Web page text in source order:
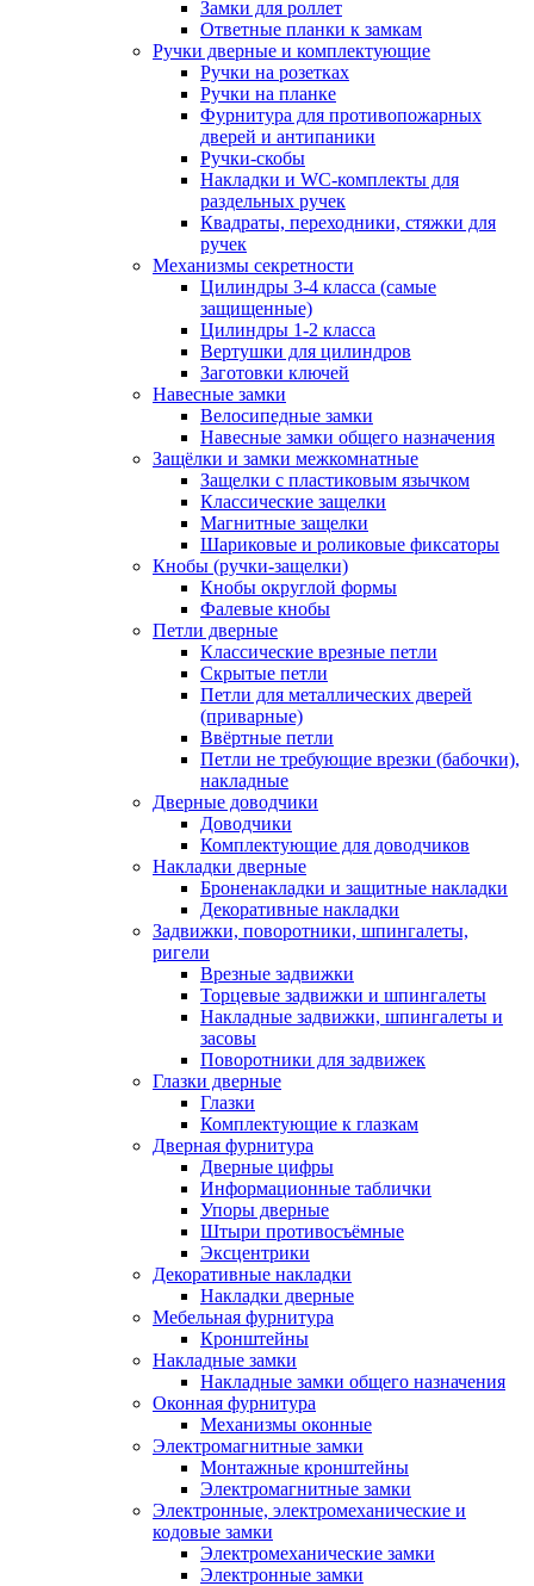
Замки для роллет
Ответные планки к замкам
Ручки дверные и комплектующие
Ручки на розетках
Ручки на планке
Фурнитура для противопожарных
дверей и антипаники
Ручки-скобы
Накладки и WC-комплекты для
раздельных ручек
Квадраты, переходники, стяжки для
ручек
Механизмы секретности
Цилиндры 3-4 класса (самые
защищенные)
Цилиндры 1-2 класса
Вертушки для цилиндров
Заготовки ключей
Навесные замки
Велосипедные замки
Навесные замки общего назначения
Защёлки и замки межкомнатные
Защелки с пластиковым язычком
Классические защелки
Магнитные защелки
Шариковые и роликовые фиксаторы
Кнобы (ручки-защелки)
Кнобы округлой формы
Фалевые кнобы
Петли дверные
Классические врезные петли
Скрытые петли
Петли для металлических дверей
(приварные)
Ввёртные петли
Петли не требующие врезки (бабочки),
накладные
Дверные доводчики
Доводчики
Комплектующие для доводчиков
Накладки дверные
Броненакладки и защитные накладки
Декоративные накладки
Задвижки, поворотники, шпингалеты,
ригели
Врезные задвижки
Торцевые задвижки и шпингалеты
Накладные задвижки, шпингалеты и
засовы
Поворотники для задвижек
Глазки дверные
Глазки
Комплектующие к глазкам
Дверная фурнитура
Дверные цифры
Информационные таблички
Упоры дверные
Штыри противосъёмные
Эксцентрики
Декоративные накладки
Накладки дверные
Мебельная фурнитура
Кронштейны
Накладные замки
Накладные замки общего назначения
Оконная фурнитура
Механизмы оконные
Электромагнитные замки
Монтажные кронштейны
Электромагнитные замки
Электронные, электромеханические и
кодовые замки
Электромеханические замки
Электронные замки